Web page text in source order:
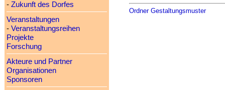
- Zukunft des Dorfes
Veranstaltungen
- Veranstaltungsreihen
Projekte
Forschung
Akteure und Partner
Organisationen
Sponsoren
Ordner Gestaltungsmuster